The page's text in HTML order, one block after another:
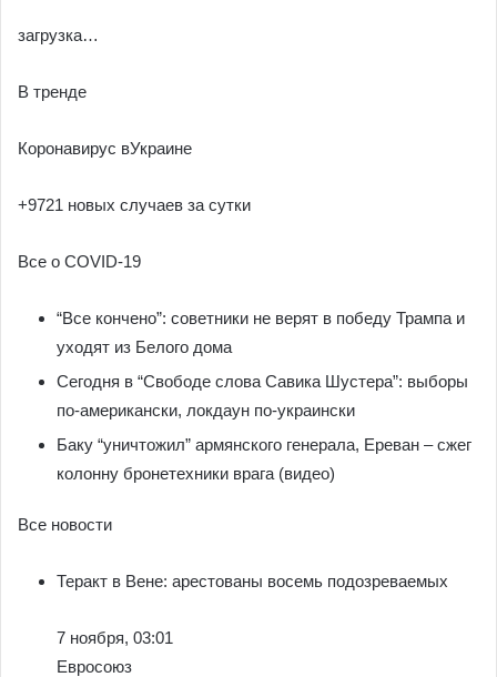
загрузка…
В тренде
Коронавирус вУкраине
+9721 новых случаев за сутки
Все о COVID-19
“Все кончено”: советники не верят в победу Трампа и
уходят из Белого дома
Сегодня в “Свободе слова Савика Шустера”: выборы
по-американски, локдаун по-украински
Баку “уничтожил” армянского генерала, Ереван – сжег
колонну бронетехники врага (видео)
Все новости
Теракт в Вене: арестованы восемь подозреваемых
7 ноября, 03:01
Евросоюз